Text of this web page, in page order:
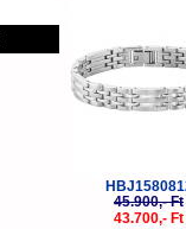
45.900,- Ft
43.700,- Ft